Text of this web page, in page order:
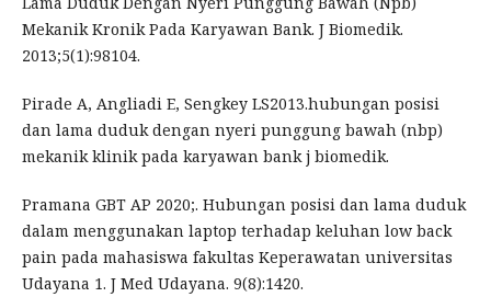
Mekanik Kronik Pada Karyawan Bank. J Biomedik.
2013;5(1):98104.
Pirade A, Angliadi E, Sengkey LS2013.hubungan posisi
dan lama duduk dengan nyeri punggung bawah (nbp)
mekanik klinik pada karyawan bank j biomedik.
Pramana GBT AP 2020;. Hubungan posisi dan lama duduk
dalam menggunakan laptop terhadap keluhan low back
pain pada mahasiswa fakultas Keperawatan universitas
Udayana 1. J Med Udayana. 9(8):1420.